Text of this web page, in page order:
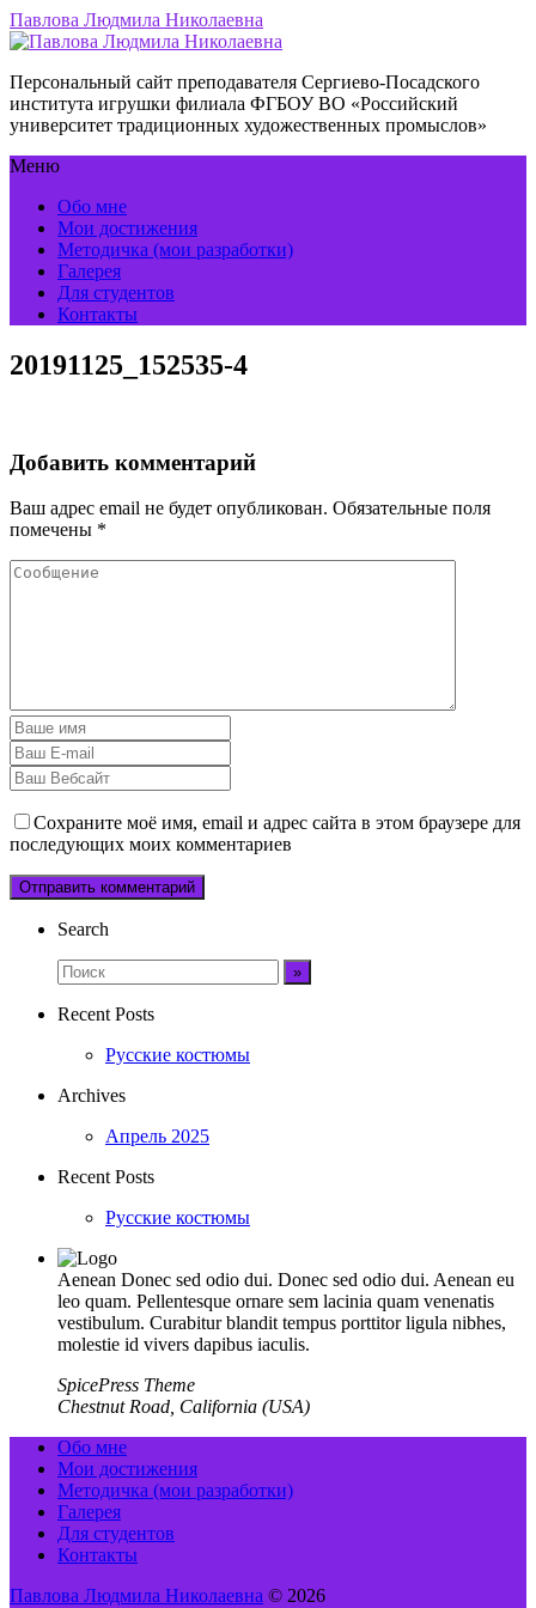
Павлова Людмила Николаевна
Персональный сайт преподавателя Сергиево-Посадского
института игрушки филиала ФГБОУ ВО «Российский
университет традиционных художественных промыслов»
Меню
Обо мне
Мои достижения
Методичка (мои разработки)
Галерея
Для студентов
Контакты
20191125_152535-4
Добавить комментарий
Ваш адрес email не будет опубликован. Обязательные поля
помечены *
Сохраните моё имя, email и адрес сайта в этом браузере для
последующих моих комментариев
Search
Recent Posts
Русские костюмы
Archives
Апрель 2025
Recent Posts
Русские костюмы
Aenean Donec sed odio dui. Donec sed odio dui. Aenean eu
leo quam. Pellentesque ornare sem lacinia quam venenatis
vestibulum. Curabitur blandit tempus porttitor ligula nibhes,
molestie id vivers dapibus iaculis.
SpicePress Theme
Chestnut Road, California (USA)
Обо мне
Мои достижения
Методичка (мои разработки)
Галерея
Для студентов
Контакты
Павлова Людмила Николаевна © 2026